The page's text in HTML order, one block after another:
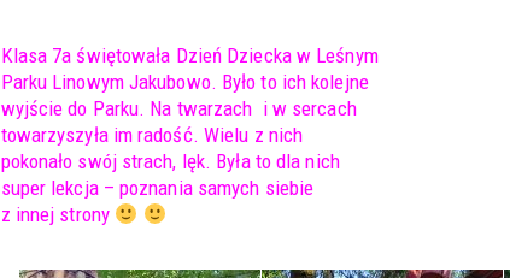
Klasa 7a świętowała Dzień Dziecka w Leśnym
Parku Linowym Jakubowo. Było to ich kolejne
wyjście do Parku. Na twarzach i w sercach
towarzyszyła im radość. Wielu z nich
pokonało swój strach, lęk. Była to dla nich
super lekcja – poznania samych siebie
z innej strony